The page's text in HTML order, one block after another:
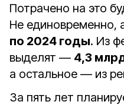
Потрачено на это
Не единовременно,
по 2024 годы. Из
выделят — 4,3
а остальное — из
За пять лет